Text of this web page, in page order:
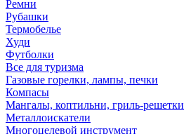
Ремни
Рубашки
Термобелье
Худи
Футболки
Все для туризма
Газовые горелки, лампы, печки
Компасы
Мангалы, коптильни, гриль-решетки
Металлоискатели
Многоцелевой инструмент